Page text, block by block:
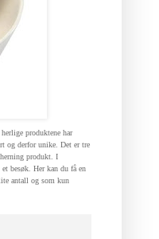
produktene har
og derfor unike. Det er tre
produkt. I
besøk. Her kan du få en
antall og som kun